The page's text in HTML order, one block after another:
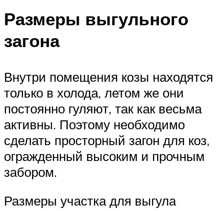
Размеры выгульного
загона
Внутри помещения козы находятся
только в холода, летом же они
постоянно гуляют, так как весьма
активны. Поэтому необходимо
сделать просторный загон для коз,
огражденный высоким и прочным
забором.
Размеры участка для выгула